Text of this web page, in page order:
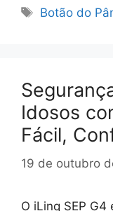
Tags
Botão do
Idosos
Fácil,
19 de outubro
O iLinq SEP